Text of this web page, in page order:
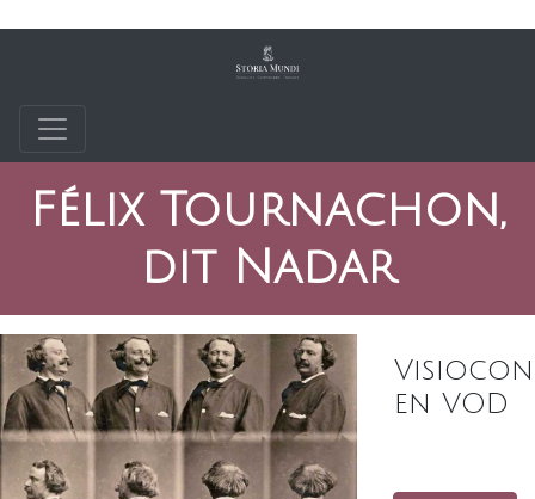
Félix Tournachon,
dit Nadar
en VOD